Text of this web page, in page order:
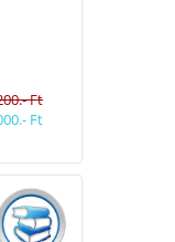
Ft
Ft